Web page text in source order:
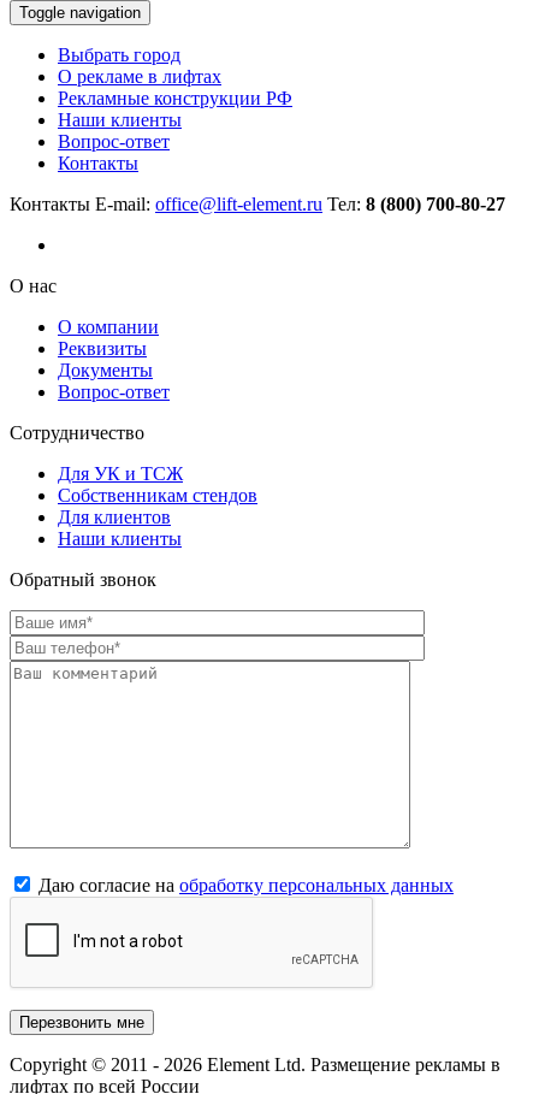
Toggle navigation
Выбрать город
О рекламе в лифтах
Рекламные конструкции РФ
Наши клиенты
Вопрос-ответ
Контакты
Контакты E-mail: office@lift-element.ru Тел: 8 (800) 700-80-27
О нас
О компании
Реквизиты
Документы
Вопрос-ответ
Сотрудничество
Для УК и ТСЖ
Собственникам стендов
Для клиентов
Наши клиенты
Обратный звонок
Даю согласие на обработку персональных данных
Copyright © 2011 - 2026 Element Ltd. Размещение рекламы в
лифтах по всей России